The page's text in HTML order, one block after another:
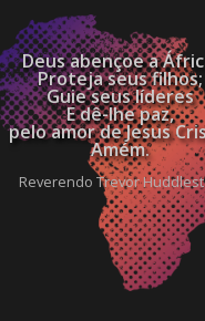
Deus abençoe a
Proteja seus filhos;
Guie seus líderes
E dê-lhe paz,
pelo amor de Jesus
Amém.
Reverendo Trevor